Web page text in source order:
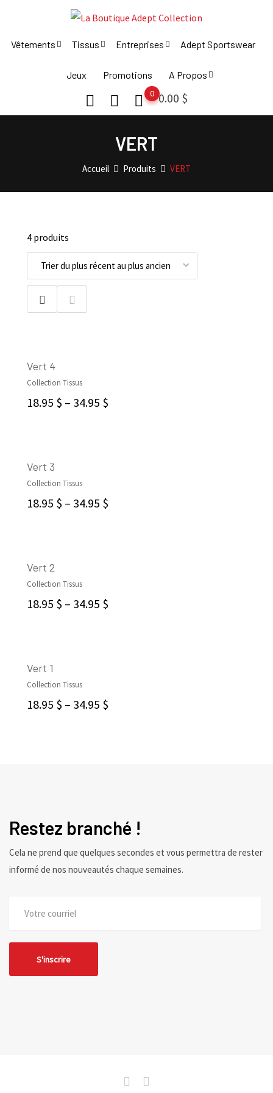
content
Vêtements Tissus Entreprises Adept Sportswear
Jeux Promotions A Propos
0.00 $
0
VERT
Accueil Produits VERT
4 produits
Vert 4
Collection Tissus
18.95 $ – 34.95 $
Vert 3
Collection Tissus
18.95 $ – 34.95 $
Vert 2
Collection Tissus
18.95 $ – 34.95 $
Vert 1
Collection Tissus
18.95 $ – 34.95 $
Restez branché !
Cela ne prend que quelques secondes et vous permettra de rester
informé de nos nouveautés chaque semaines.